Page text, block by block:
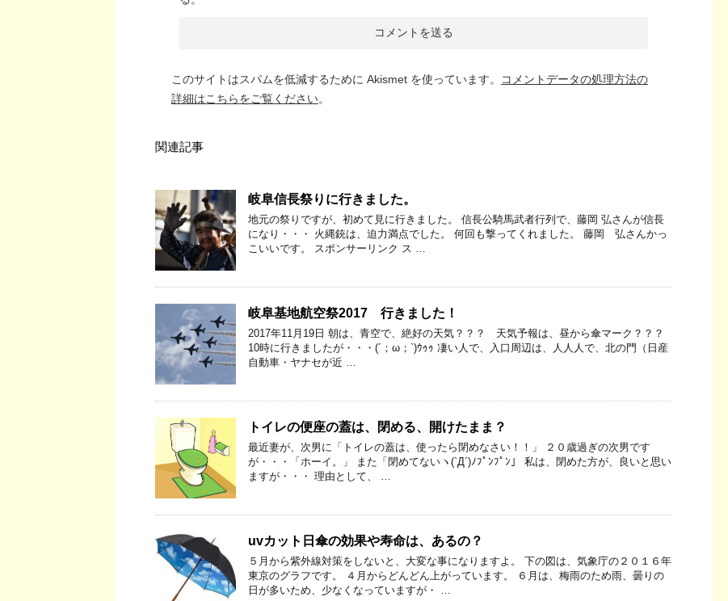
このサイトはスパムを低減するために Akismet を使っています。
コメントデータの処理方法の
詳細はこちらをご覧ください。
関連記事
岐阜信長祭りに行きました。
地元の祭りですが、初めて見に行きました。 信長公騎馬武者行列で、藤岡 弘さんが信長
になり・・・ 火縄銃は、迫力満点でした。 何回も撃ってくれました。 藤岡 弘さんかっ
こいいです。 スポンサーリンク ス …
岐阜基地航空祭2017 行きました！
2017年11月19日 朝は、青空で、絶好の天気？？？ 天気予報は、昼から傘マーク？？？
10時に行きましたが・・・(´；ω；`)ｳｩｩ 凄い人で、入口周辺は、人人人で、北の門（日産
自動車・ヤナセが近 …
トイレの便座の蓋は、閉める、開けたまま？
最近妻が、次男に「トイレの蓋は、使ったら閉めなさい！！」 ２０歳過ぎの次男です
が・・・「ホーイ。」 また「閉めてないヽ(`Д´)ﾉﾌﾟﾝﾌﾟﾝ」 私は、閉めた方が、良いと思い
ますが・・・ 理由として、 …
uvカット日傘の効果や寿命は、あるの？
５月から紫外線対策をしないと、大変な事になりますよ。 下の図は、気象庁の２０１６年
東京のグラフです。 ４月からどんどん上がっています。 ６月は、梅雨のため雨、曇りの
日が多いため、少なくなっていますが・ …